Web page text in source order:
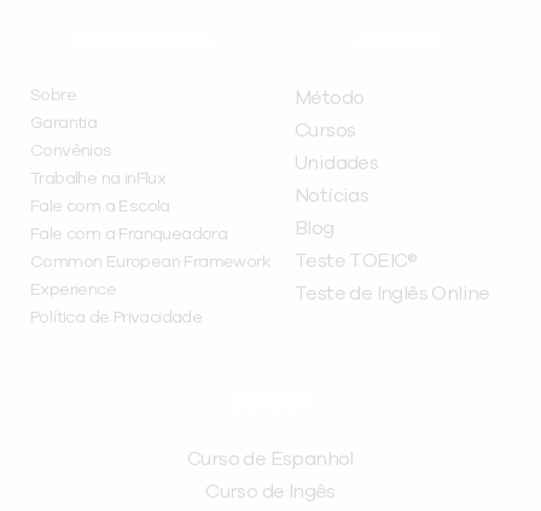
Sobre
Garantia
Convênios
Trabalhe na inFlux
Fale com a Escola
Fale com a Franqueadora
Common European Framework
Experience
Política de Privacidade
Método
Cursos
Unidades
Notícias
Blog
Teste TOEIC®
Teste de Inglês Online
Curso de Espanhol
Curso de Ingês